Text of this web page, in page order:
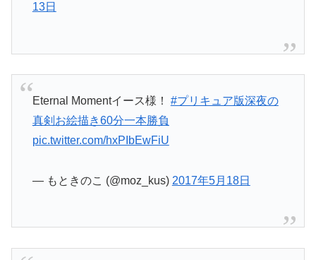
13日
Eternal Momentイース様！ #プリキュア版深夜の
真剣お絵描き60分一本勝負
pic.twitter.com/hxPIbEwFiU
— もときのこ (@moz_kus) 2017年5月18日